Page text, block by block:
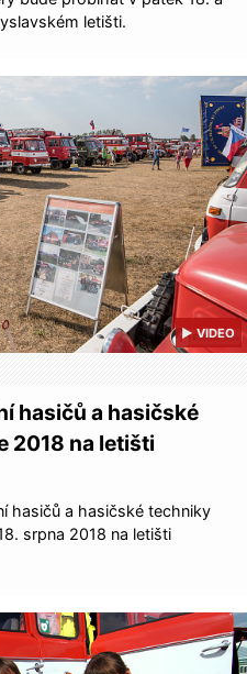
letišti.
▶ VIDEO
hasičů a hasičské
2018 na letišti
hasičů a hasičské techniky
srpna 2018 na letišti